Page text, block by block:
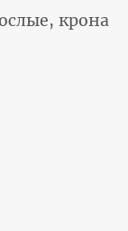
крона